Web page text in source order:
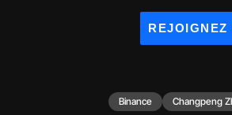
Binance Changpeng